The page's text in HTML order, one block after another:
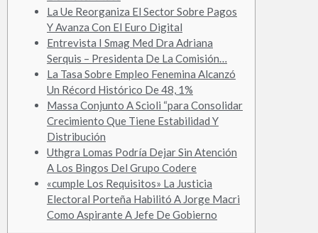
La Ue Reorganiza El Sector Sobre Pagos
Y Avanza Con El Euro Digital
Entrevista I Smag Med Dra Adriana
Serquis – Presidenta De La Comisión…
La Tasa Sobre Empleo Fenemina Alcanzó
Un Récord Histórico De 48, 1%
Massa Conjunto A Scioli “para Consolidar
Crecimiento Que Tiene Estabilidad Y
Distribución
Uthgra Lomas Podría Dejar Sin Atención
A Los Bingos Del Grupo Codere
«cumple Los Requisitos» La Justicia
Electoral Porteña Habilitó A Jorge Macri
Como Aspirante A Jefe De Gobierno